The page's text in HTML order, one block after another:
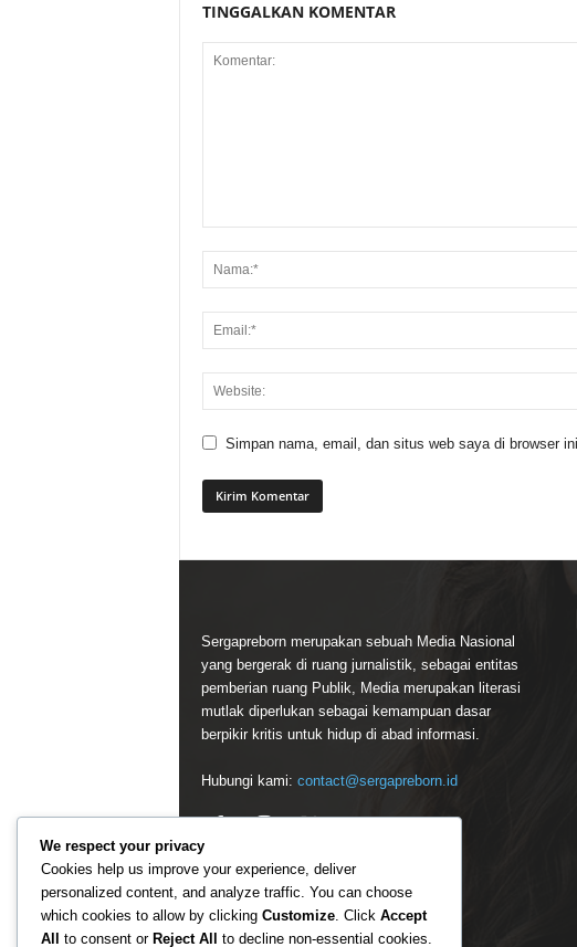
TINGGALKAN KOMENTAR
Simpan nama, email, dan situs web saya di browser
Sergapreborn merupakan sebuah Media Nasional
yang bergerak di ruang jurnalistik, sebagai entitas
pemberian ruang Publik, Media merupakan literasi
mutlak diperlukan sebagai kemampuan dasar
berpikir kritis untuk hidup di abad informasi.
Hubungi kami: contact@sergapreborn.id
We respect your privacy
Cookies help us improve your experience, deliver
personalized content, and analyze traffic. You can choose
which cookies to allow by clicking Customize. Click Accept
All
to consent or Reject All to decline non-essential cookies.